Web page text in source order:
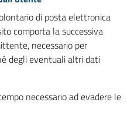
di posta elettronica
comporta la successiva
necessario per
degli eventuali altri dati
necessario ad evadere le